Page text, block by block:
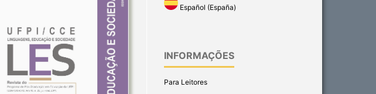
Español (España)
INFORMAÇÕES
Para Leitores